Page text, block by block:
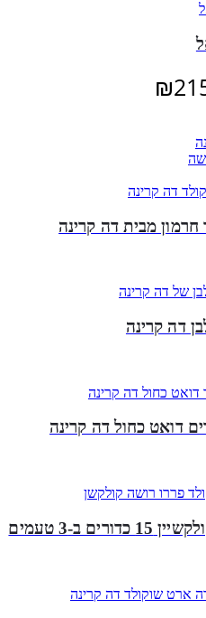
₪
חרמון מבית דה קרינה
דה קרינה
דואט כחול דה קרינה
ב-3 טעמים